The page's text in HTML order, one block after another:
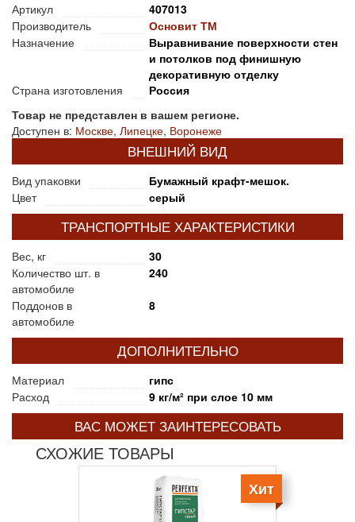
Артикул
407013
Производитель
Основит ТМ
Назначение
Выравнивание поверхности стен
и потолков под финишную
декоративную отделку
Страна изготовления
Россия
Товар не представлен в вашем регионе.
Доступен в: Москве, Липецке, Воронеже
ВНЕШНИЙ ВИД
Вид упаковки
Бумажный крафт-мешок.
Цвет
серый
ТРАНСПОРТНЫЕ ХАРАКТЕРИСТИКИ
Вес, кг
30
Количество шт. в
автомобиле
240
Поддонов в
автомобиле
8
ДОПОЛНИТЕЛЬНО
Материал
гипс
Расход
9 кг/м² при слое 10 мм
ВАС МОЖЕТ ЗАИНТЕРЕСОВАТЬ
СХОЖИЕ ТОВАРЫ
Хит